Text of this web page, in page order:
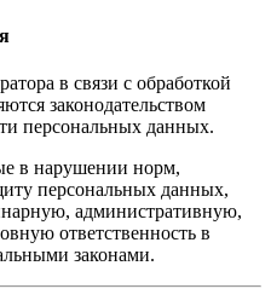
в связи с обработкой
законодательством
персональных данных.
в нарушении норм,
персональных данных,
административную,
ответственность в
законами.